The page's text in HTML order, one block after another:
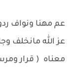
عم مهنا ونواف
عز الله مانخلف
معناه ( قرار